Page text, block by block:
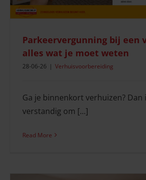
Parkeervergunning bij een
alles wat je moet weten
28-06-26 | Verhuisvoorbereiding
Ga je binnenkort verhuizen? Dan
verstandig om [...]
Read More